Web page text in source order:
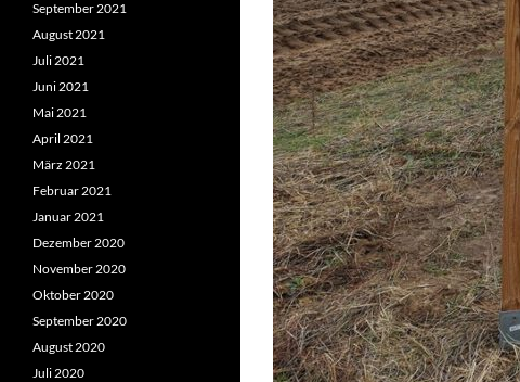
September 2021
August 2021
Juli 2021
Juni 2021
Mai 2021
April 2021
März 2021
Februar 2021
Januar 2021
Dezember 2020
November 2020
Oktober 2020
September 2020
August 2020
Juli 2020